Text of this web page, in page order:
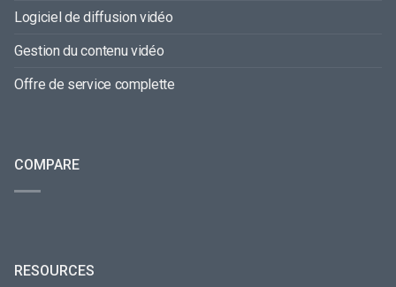
Logiciel de diffusion vidéo
Gestion du contenu vidéo
Offre de service complette
COMPARE
RESOURCES